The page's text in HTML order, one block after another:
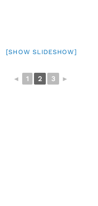
[SHOW SLIDESHOW]
◄ 1 2 3 ►